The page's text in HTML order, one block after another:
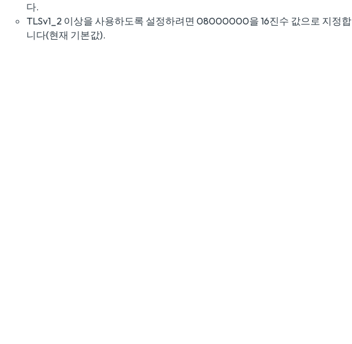
다.
TLSv1_2 이상을 사용하도록 설정하려면 08000000을 16진수 값으로 지정합
니다(현재 기본값).